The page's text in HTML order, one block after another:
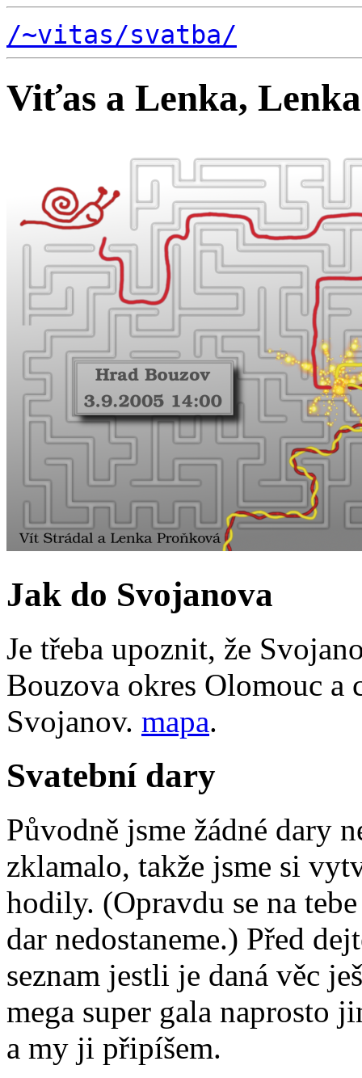
/~vitas/svatba/
Viťas a Lenka,
Jak do Svojanova
Je třeba upoznit, že
Bouzova okres Olomouc a
Svojanov. mapa.
Svatební dary
Původně jsme žádné dary
zklamalo, takže jsme si
hodily. (Opravdu se na
dar nedostaneme.) Před
seznam jestli je daná věc
mega super gala naprosto
a my ji připíšem.